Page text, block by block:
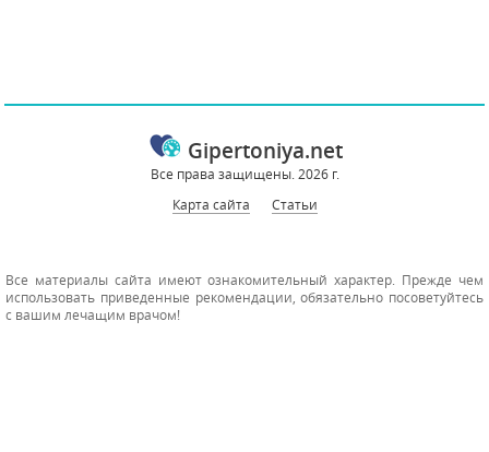
Gipertoniya.net
Все права защищены. 2026 г.
Карта сайта
Статьи
Все материалы сайта имеют ознакомительный характер. Прежде чем
использовать приведенные рекомендации, обязательно посоветуйтесь
с вашим лечащим врачом!